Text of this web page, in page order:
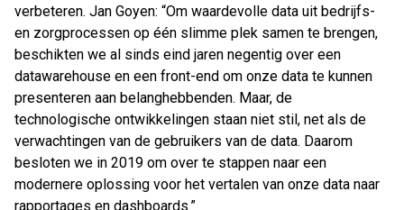
verbeteren. Jan Goyen: “Om waardevolle data uit bedrijfs-
en zorgprocessen op één slimme plek samen te brengen,
beschikten we al sinds eind jaren negentig over een
datawarehouse en een front-end om onze data te kunnen
presenteren aan belanghebbenden. Maar, de
technologische ontwikkelingen staan niet stil, net als de
verwachtingen van de gebruikers van de data. Daarom
besloten we in 2019 om over te stappen naar een
modernere oplossing voor het vertalen van onze data naar
rapportages en dashboards.”